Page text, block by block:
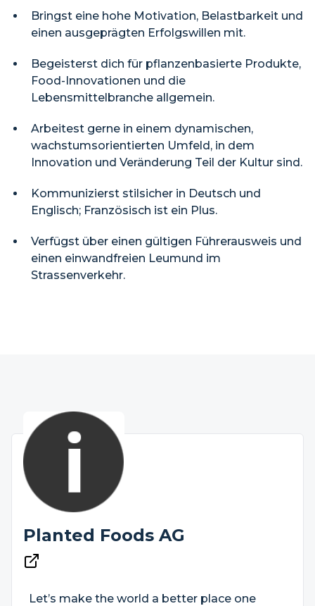
Bringst eine hohe Motivation, Belastbarkeit und
einen ausgeprägten Erfolgswillen mit.
Begeisterst dich für pflanzenbasierte Produkte,
Food-Innovationen und die
Lebensmittelbranche allgemein.
Arbeitest gerne in einem dynamischen,
wachstumsorientierten Umfeld, in dem
Innovation und Veränderung Teil der Kultur sind.
Kommunizierst stilsicher in Deutsch und
Englisch; Französisch ist ein Plus.
Verfügst über einen gültigen Führerausweis und
einen einwandfreien Leumund im
Strassenverkehr.
Planted Foods AG
Let’s make the world a better place one